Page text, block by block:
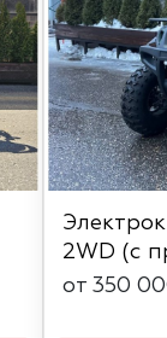
2WD (с
от 350